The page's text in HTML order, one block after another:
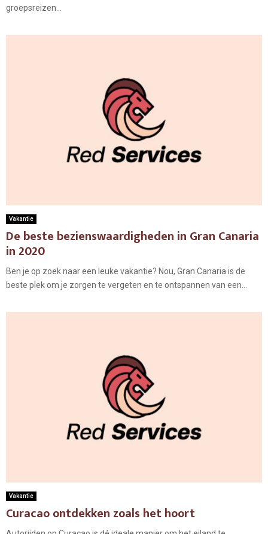
groepsreizen...
Vakantie
De beste bezienswaardigheden in Gran Canaria
in 2020
Ben je op zoek naar een leuke vakantie? Nou, Gran Canaria is de
beste plek om je zorgen te vergeten en te ontspannen van een...
Vakantie
Curacao ontdekken zoals het hoort